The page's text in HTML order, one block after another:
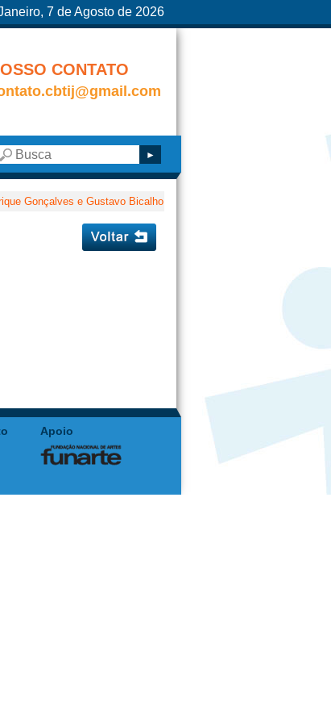
7 de Agosto de 2026
CONTATO
Gonçalves e Gustavo Bicalho
Apoio